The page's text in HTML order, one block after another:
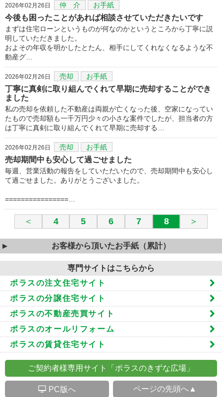
2026年02月26日 仲 介 お手紙
今後も困ったことがあれば相談させていただきたいです
まずは住宅ローンというものが何なのかというところから丁寧に説
明していただきました。
およその年収を明かしたとたん、相手にしてくれなくなるような不
動産グ…
2026年02月26日 売却 お手紙
丁寧に真剣に取り組んでくれて早期に売却することができ
ました
私の売却を依頼した不動産は両親が亡くなった後、空家になってい
たもので売却額も一千万円少々の小さな案件でしたが、担当者の方
は丁寧に真剣に取り組んでくれて早期に売却する…
2026年02月26日 売却 お手紙
売却期間中も安心して過ごせました
毎週、営業活動の報告をしていただいたので、売却期間中も安心し
て過ごせました。ありがとうございました。
================…
＜ 4 5 6 7 8 ＞
お客様から頂いたお手紙（累計）
専門サイトはこちらから
ポラスの注文住宅サイト
ポラスの分譲住宅サイト
ポラスの不動産売買サイト
ポラスのオールリフォーム
ポラスの賃貸住宅サイト
ご契約者様専用サイト「ポラスのきずな広場」
S PC版へ ページの先頭へ▲